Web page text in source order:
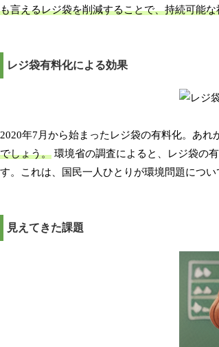
も言えるレジ袋を削減することで、持続可能
レジ袋有料化による効果
2020年7月から始まったレジ袋の有料化。あれ
でしょう。 環境省の調査によると、レジ袋の
す。これは、国民一人ひとりが環境問題につい
見えてきた課題